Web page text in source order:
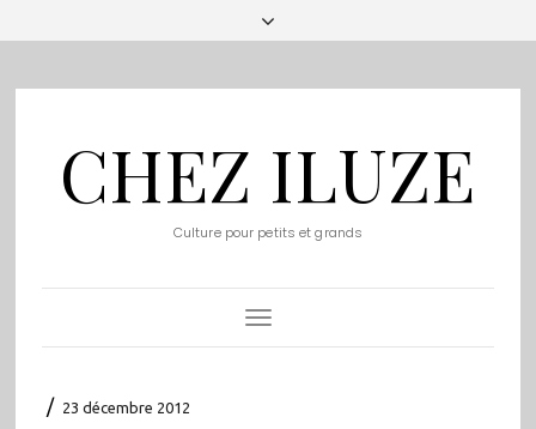
CHEZ ILUZE
Culture pour petits et grands
Toggle
Navigation
/ 23 décembre 2012